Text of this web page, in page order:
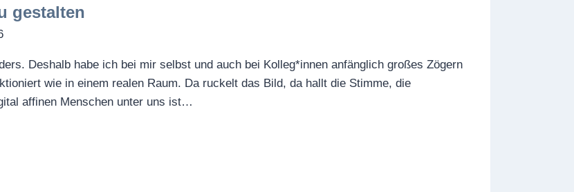
gestalten
Deshalb habe ich bei mir selbst und auch bei Kolleg*innen anfänglich großes Zögern
wie in einem realen Raum. Da ruckelt das Bild, da hallt die Stimme, die
affinen Menschen unter uns ist…